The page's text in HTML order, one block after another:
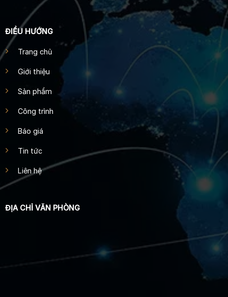
ĐIỀU HƯỚNG
Trang chủ
Giới thiệu
Sản phẩm
Công trình
Báo giá
Tin tức
Liên hệ
ĐỊA CHỈ VĂN PHÒNG